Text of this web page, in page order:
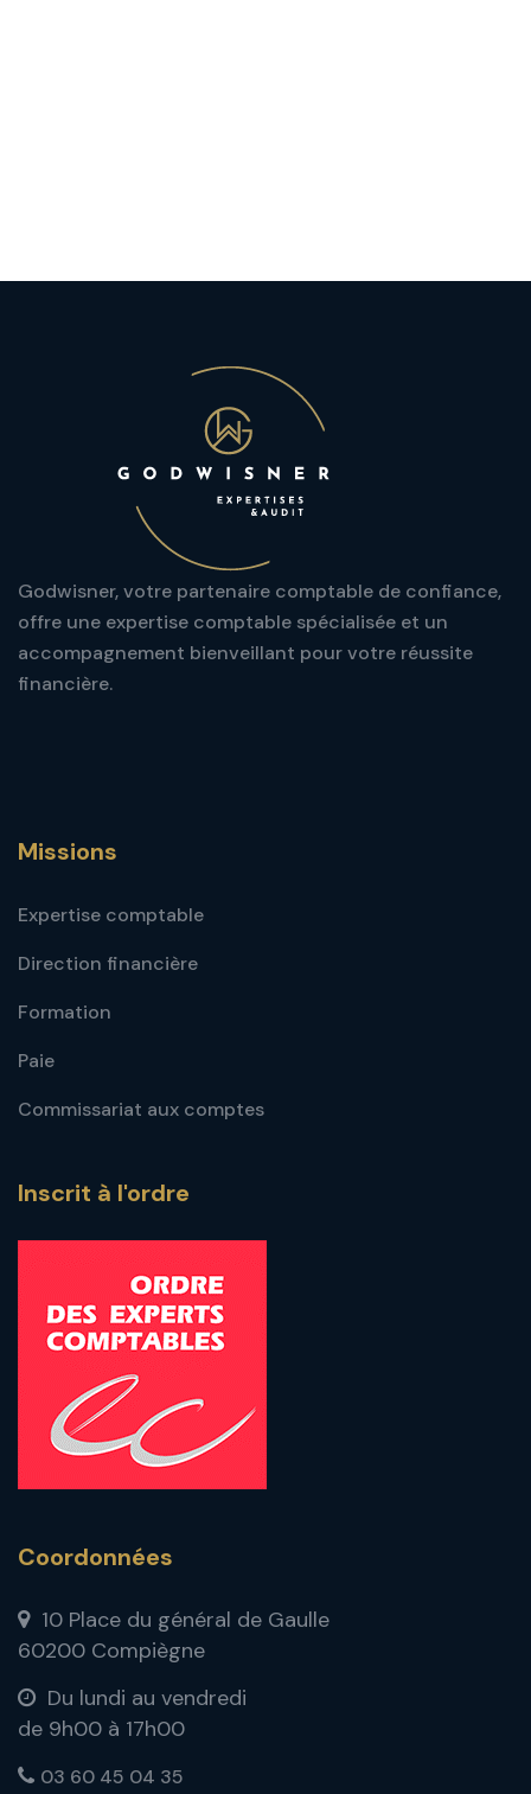
Godwisner, votre partenaire comptable de confiance,
offre une expertise comptable spécialisée et un
accompagnement bienveillant pour votre réussite
financière.
Missions
Expertise comptable
Direction financière
Formation
Paie
Commissariat aux comptes
Inscrit à l'ordre
Coordonnées
10 Place du général de Gaulle
60200 Compiègne
Du lundi au vendredi
de 9h00 à 17h00
03 60 45 04 35